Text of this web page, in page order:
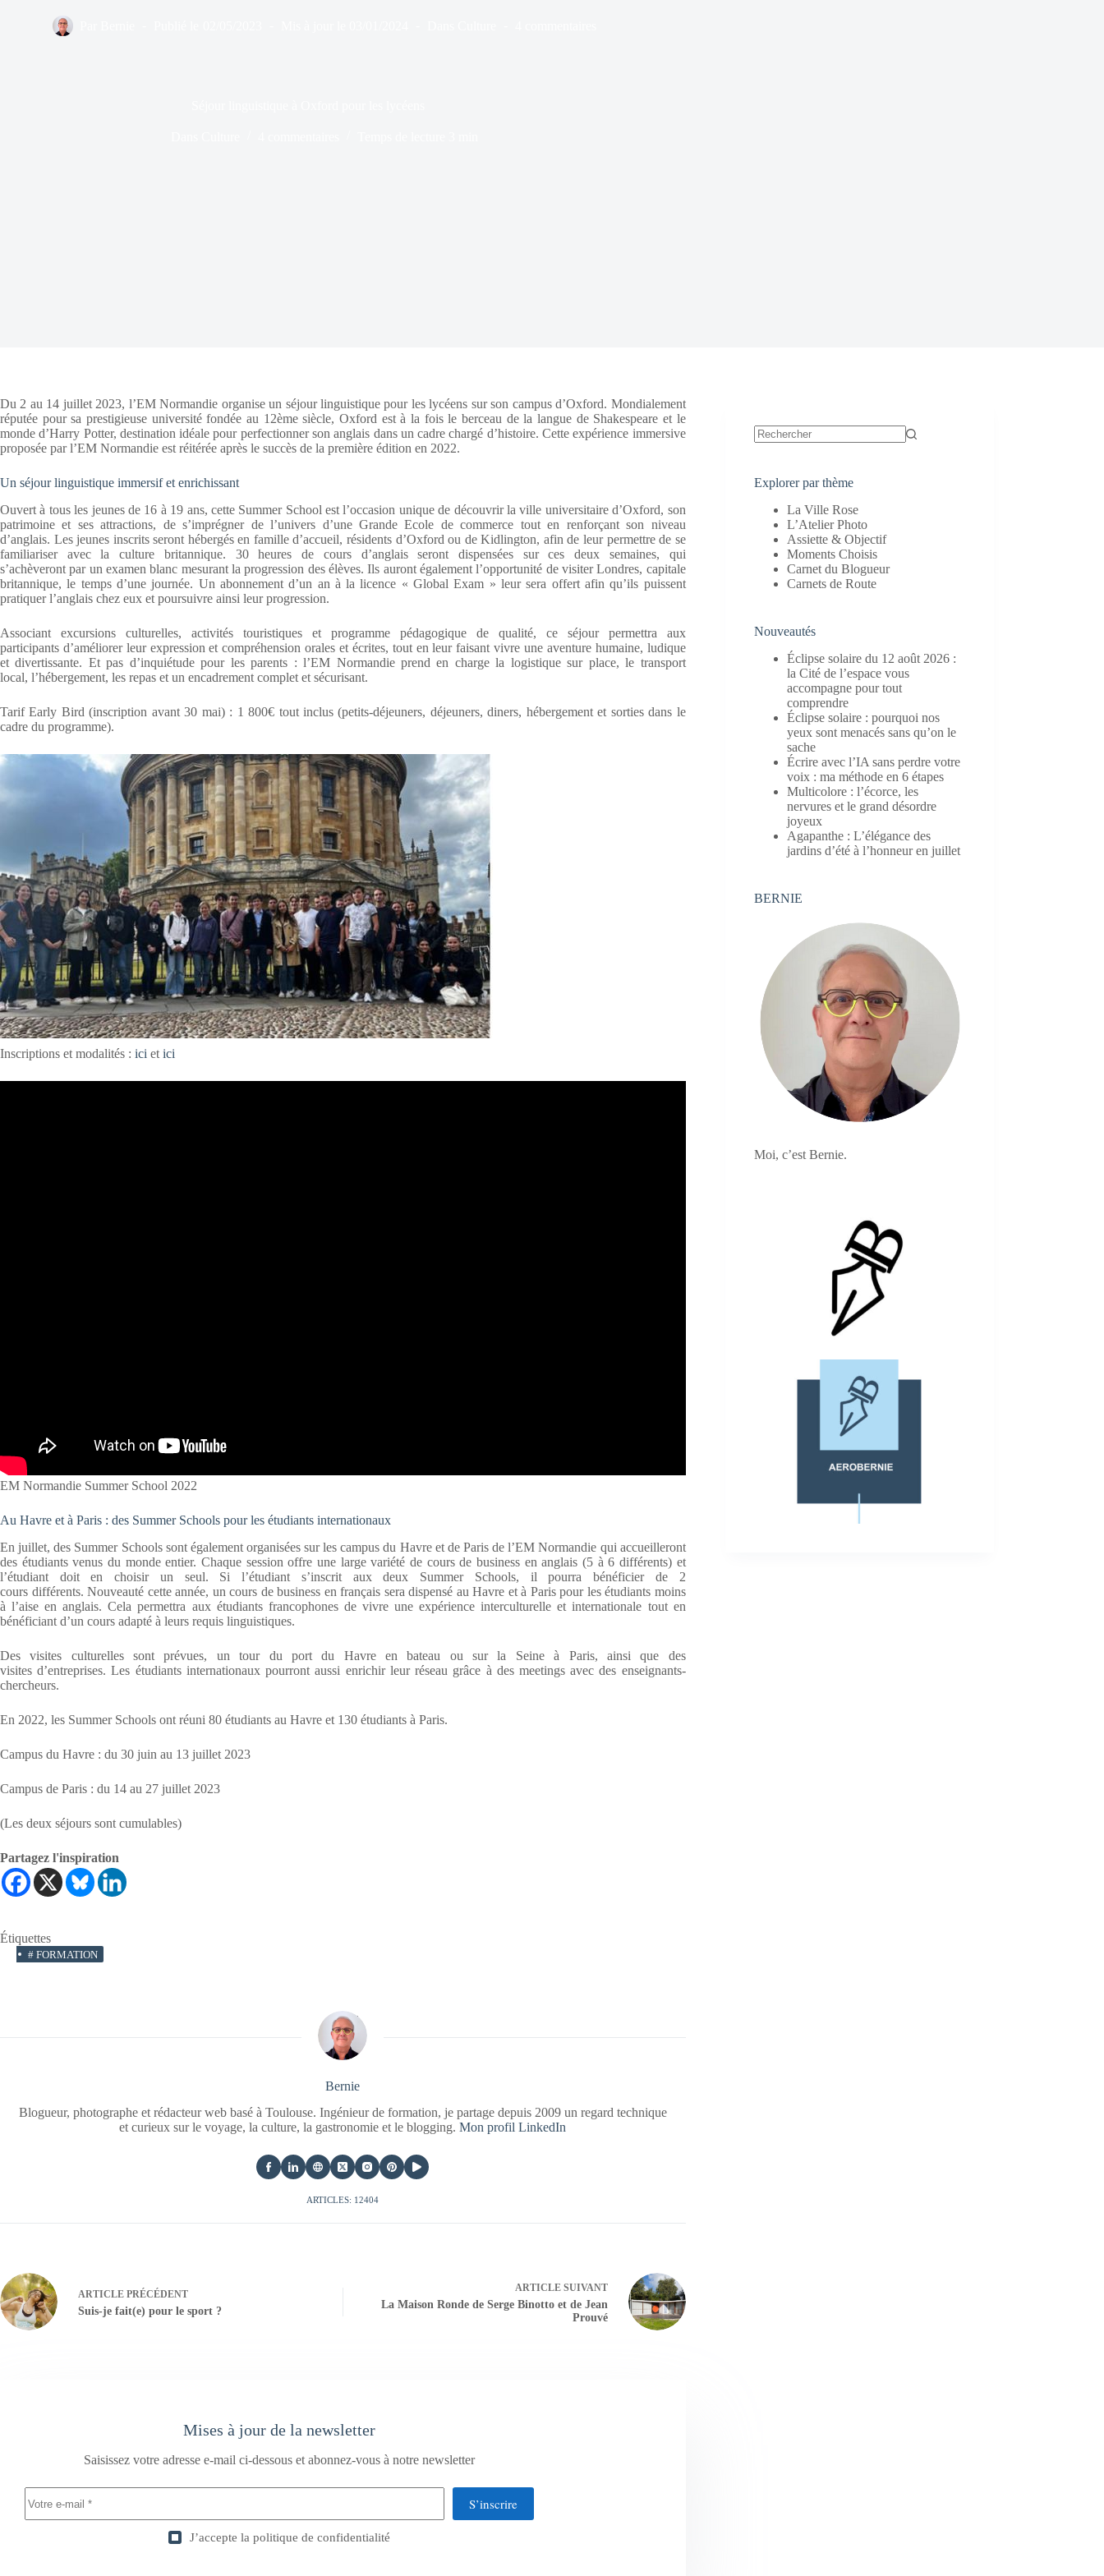
Du 2 au 14 juillet 2023, l’EM Normandie organise un séjour linguistique pour les lycéens sur son campus d’Oxford. Mondialement
réputée pour sa prestigieuse université fondée au 12ème siècle, Oxford est à la fois le berceau de la langue de Shakespeare et le
monde d’Harry Potter, destination idéale pour perfectionner son anglais dans un cadre chargé d’histoire. Cette expérience immersive
proposée par l’EM Normandie est réitérée après le succès de la première édition en 2022.
Un séjour linguistique immersif et enrichissant
Ouvert à tous les jeunes de 16 à 19 ans, cette Summer School est l’occasion unique de découvrir la ville universitaire d’Oxford, son
patrimoine et ses attractions, de s’imprégner de l’univers d’une Grande Ecole de commerce tout en renforçant son niveau
d’anglais. Les jeunes inscrits seront hébergés en famille d’accueil, résidents d’Oxford ou de Kidlington, afin de leur permettre de se
familiariser avec la culture britannique. 30 heures de cours d’anglais seront dispensées sur ces deux semaines, qui
s’achèveront par un examen blanc mesurant la progression des élèves. Ils auront également l’opportunité de visiter Londres, capitale
britannique, le temps d’une journée. Un abonnement d’un an à la licence « Global Exam » leur sera offert afin qu’ils puissent
pratiquer l’anglais chez eux et poursuivre ainsi leur progression.
Associant excursions culturelles, activités touristiques et programme pédagogique de qualité, ce séjour permettra aux
participants d’améliorer leur expression et compréhension orales et écrites, tout en leur faisant vivre une aventure humaine, ludique
et divertissante. Et pas d’inquiétude pour les parents : l’EM Normandie prend en charge la logistique sur place, le transport
local, l’hébergement, les repas et un encadrement complet et sécurisant.
Tarif Early Bird (inscription avant 30 mai) : 1 800€ tout inclus (petits-déjeuners, déjeuners, diners, hébergement et sorties dans le
cadre du programme).
Inscriptions et modalités : ici et ici
EM Normandie Summer School 2022
Au Havre et à Paris : des Summer Schools pour les étudiants internationaux
En juillet, des Summer Schools sont également organisées sur les campus du Havre et de Paris de l’EM Normandie qui accueilleront
des étudiants venus du monde entier. Chaque session offre une large variété de cours de business en anglais (5 à 6 différents) et
l’étudiant doit en choisir un seul. Si l’étudiant s’inscrit aux deux Summer Schools, il pourra bénéficier de 2
cours différents. Nouveauté cette année, un cours de business en français sera dispensé au Havre et à Paris pour les étudiants moins
à l’aise en anglais. Cela permettra aux étudiants francophones de vivre une expérience interculturelle et internationale tout en
bénéficiant d’un cours adapté à leurs requis linguistiques.
Des visites culturelles sont prévues, un tour du port du Havre en bateau ou sur la Seine à Paris, ainsi que des
visites d’entreprises. Les étudiants internationaux pourront aussi enrichir leur réseau grâce à des meetings avec des enseignants-
chercheurs.
En 2022, les Summer Schools ont réuni 80 étudiants au Havre et 130 étudiants à Paris.
Campus du Havre : du 30 juin au 13 juillet 2023
Campus de Paris : du 14 au 27 juillet 2023
(Les deux séjours sont cumulables)
Partagez l'inspiration
Étiquettes
# FORMATION
Bernie
Blogueur, photographe et rédacteur web basé à Toulouse. Ingénieur de formation, je partage depuis 2009 un regard technique
et curieux sur le voyage, la culture, la gastronomie et le blogging.Mon profil LinkedIn
ARTICLES: 12404
ARTICLE PRÉCÉDENT
Suis-je fait(e) pour le sport ?
ARTICLESUIVANT
La Maison Ronde de Serge Binotto et de Jean
Prouvé
Mises à jour de la newsletter
Saisissez votre adresse e-mail ci-dessous et abonnez-vous à notre newsletter
S’inscrire
J’accepte la politique de confidentialité
Explorer par thème
La Ville Rose
L’Atelier Photo
Assiette & Objectif
Moments Choisis
Carnet du Blogueur
Carnets de Route
Nouveautés
Éclipse solaire du 12 août 2026 :
la Cité de l’espace vous
accompagne pour tout
comprendre
Éclipse solaire : pourquoi nos
yeux sont menacés sans qu’on le
sache
Écrire avec l’IA sans perdre votre
voix : ma méthode en 6 étapes
Multicolore : l’écorce, les
nervures et le grand désordre
joyeux
Agapanthe : L’élégance des
jardins d’été à l’honneur en juillet
BERNIE
Moi, c’est Bernie.